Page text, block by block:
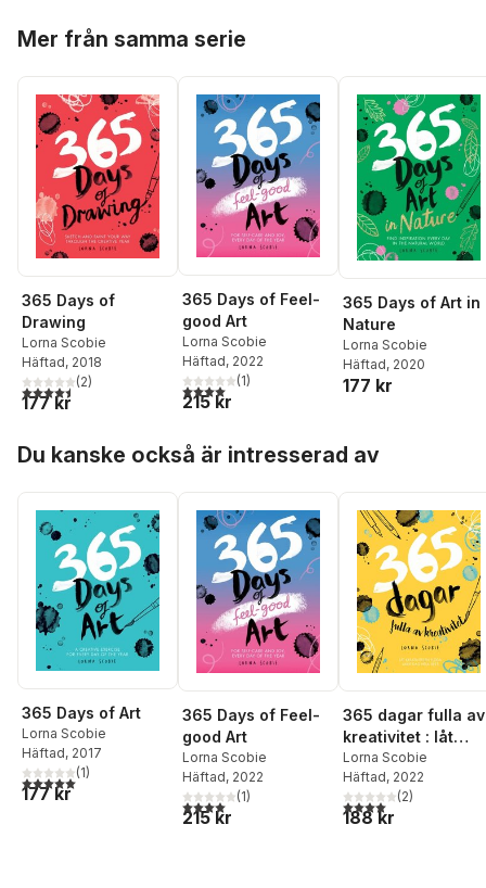
Mer från samma serie
365 Days of
Drawing
Lorna Scobie
Häftad, 2018
4,5utav 5 stjärnor. Totalt antal röster:
(2)
177 kr
365 Days of Feel-
good Art
Lorna Scobie
Häftad, 2022
4,0utav 5 stjärnor. Totalt antal röster:
(1)
215 kr
365 Days of Art in
Nature
Lorna Scobie
Häftad, 2020
177 kr
Du kanske också är intresserad av
365 Days of Art
Lorna Scobie
Häftad, 2017
5,0utav 5 stjärnor. Totalt antal röster:
(1)
177 kr
365 Days of Feel-
good Art
Lorna Scobie
Häftad, 2022
4,0utav 5 stjärnor. Totalt antal röster:
(1)
215 kr
365 dagar fulla av
kreativitet : låt
kreativiteten flöda
varje dag hela
Lorna Scobie
Häftad, 2022
4,0utav 5 stjärnor.
(2)
188 kr